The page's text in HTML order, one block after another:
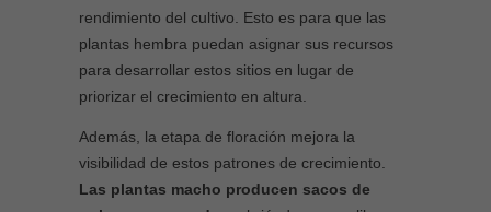
rendimiento del cultivo. Esto es para que las
plantas hembra puedan asignar sus recursos
para desarrollar estos sitios en lugar de
priorizar el crecimiento en altura.
Además, la etapa de floración mejora la
visibilidad de estos patrones de crecimiento.
Las plantas macho producen sacos de